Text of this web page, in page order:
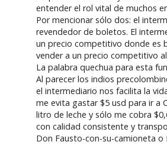
entender el rol vital de muchos
Por mencionar sólo dos: el
revendedor de boletos. El
un precio competitivo donde es
vender a un precio competitivo
La palabra quechua para esta
Al parecer los indios
el intermediario nos facilita la
me evita gastar $5 usd para ir a
litro de leche y sólo me cobra
con calidad consistente y
Don Fausto-con-su-camioneta o